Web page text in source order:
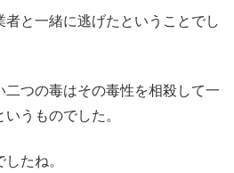
と一緒に逃げたということでし
つの毒はその毒性を相殺して一
うものでした。
たね。